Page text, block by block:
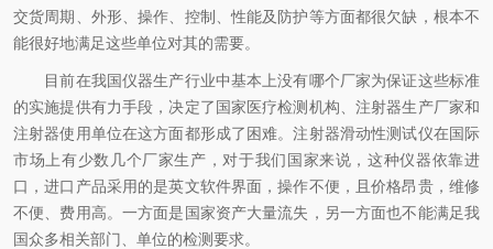
交货周期、外形、操作、控制、性能及防护等方面都很欠缺，根本不
能很好地满足这些单位对其的需要。
目前在我国仪器生产行业中基本上没有哪个厂家为保证这些标准
的实施提供有力手段，决定了国家医疗检测机构、注射器生产厂家和
注射器使用单位在这方面都形成了困难。注射器滑动性测试仪在国际
市场上有少数几个厂家生产，对于我们国家来说，这种仪器依靠进
口，进口产品采用的是英文软件界面，操作不便，且价格昂贵，维修
不便、费用高。一方面是国家资产大量流失，另一方面也不能满足我
国众多相关部门、单位的检测要求。